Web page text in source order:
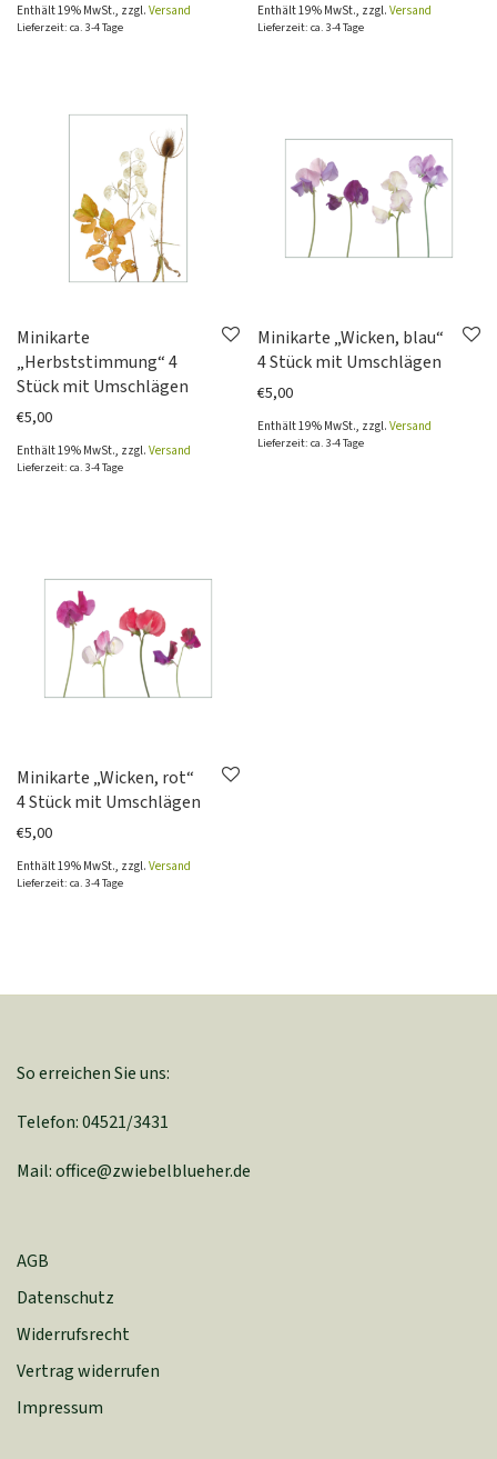
Enthält 19% MwSt., zzgl. Versand
Lieferzeit: ca. 3-4 Tage
Enthält 19% MwSt., zzgl. Versand
Lieferzeit: ca. 3-4 Tage
Minikarte
„Herbststimmung“ 4
Stück mit Umschlägen
€5,00
Enthält 19% MwSt., zzgl. Versand
Lieferzeit: ca. 3-4 Tage
Minikarte „Wicken, blau“
4 Stück mit Umschlägen
€5,00
Enthält 19% MwSt., zzgl. Versand
Lieferzeit: ca. 3-4 Tage
Minikarte „Wicken, rot“
4 Stück mit Umschlägen
€5,00
Enthält 19% MwSt., zzgl. Versand
Lieferzeit: ca. 3-4 Tage
So erreichen Sie uns:
Telefon: 04521/3431
Mail: office@zwiebelblueher.de
AGB
Datenschutz
Widerrufsrecht
Vertrag widerrufen
Impressum